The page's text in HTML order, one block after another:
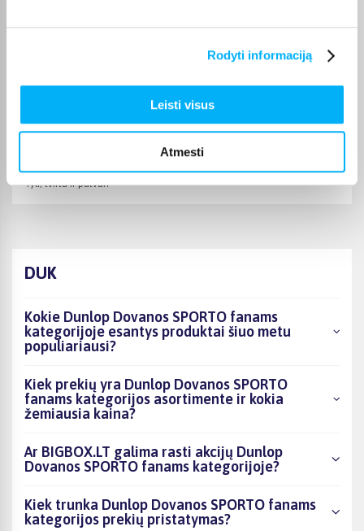
Rodyti informaciją
Leisti visus
Atmesti
Tyli, tvirta ir patvari
DUK
Kokie Dunlop Dovanos SPORTO fanams
kategorijoje esantys produktai šiuo metu
populiariausi?
Kiek prekių yra Dunlop Dovanos SPORTO
fanams kategorijos asortimente ir kokia
žemiausia kaina?
Ar BIGBOX.LT galima rasti akcijų Dunlop
Dovanos SPORTO fanams kategorijoje?
Kiek trunka Dunlop Dovanos SPORTO fanams
kategorijos prekių pristatymas?